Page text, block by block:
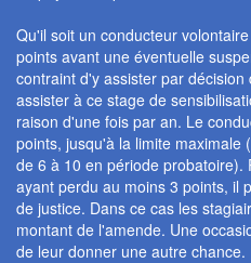
Qu'il soit un conducteur
points avant une éventuelle
contraint d'y assister par
assister à ce stage de
raison d'une fois par an. Le
points, jusqu'à la limite maximale
de 6 à 10 en période probatoire).
ayant perdu au moins 3 points, il
de justice. Dans ce cas les
montant de l'amende. Une
de leur donner une autre chance.